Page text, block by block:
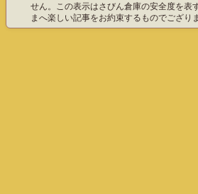
せん。この表示はさびん倉庫の安全度を表
まへ楽しい記事をお約束するものでござり